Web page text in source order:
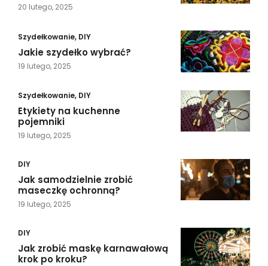
20 lutego, 2025
Szydełkowanie, DIY
Jakie szydełko wybrać?
19 lutego, 2025
Szydełkowanie, DIY
Etykiety na kuchenne
pojemniki
19 lutego, 2025
DIY
Jak samodzielnie zrobić
maseczkę ochronną?
19 lutego, 2025
DIY
Jak zrobić maskę karnawałową
krok po kroku?